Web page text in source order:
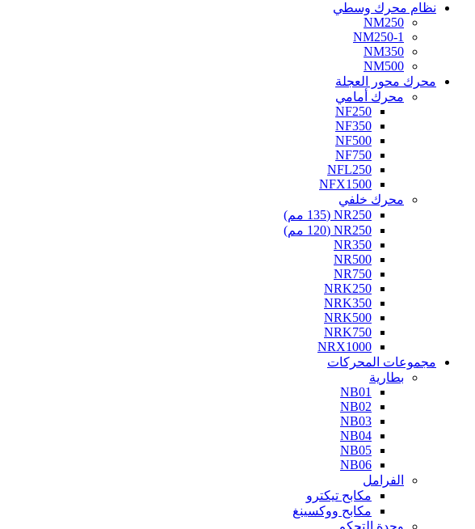
نظام محرك وسطي
NM250
NM250-1
NM350
NM500
محرك محور العجلة
محرك أمامي
NF250
NF350
NF500
NF750
NFL250
NFX1500
محرك خلفي
NR250 (135 مم)
NR250 (120 مم)
NR350
NR500
NR750
NRK250
NRK350
NRK500
NRK750
NRX1000
مجموعات المحركات
بطارية
NB01
NB02
NB03
NB04
NB05
NB06
الفرامل
مكابح تيكترو
مكابح ووكسينغ